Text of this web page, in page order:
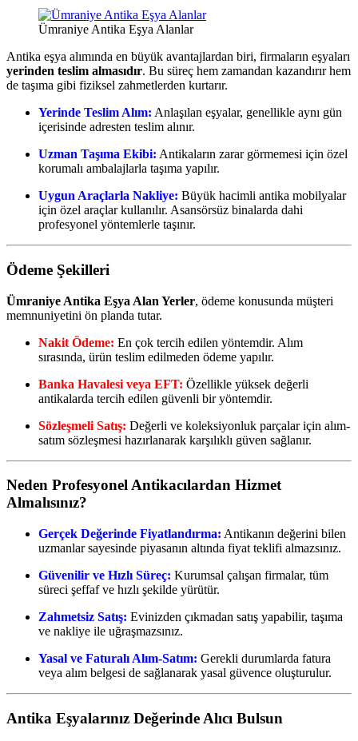
Ümraniye Antika Eşya Alanlar
Antika eşya alımında en büyük avantajlardan biri, firmaların eşyaları
yerinden teslim almasıdır. Bu süreç hem zamandan kazandırır hem
de taşıma gibi fiziksel zahmetlerden kurtarır.
Yerinde Teslim Alım: Anlaşılan eşyalar, genellikle aynı gün
içerisinde adresten teslim alınır.
Uzman Taşıma Ekibi: Antikaların zarar görmemesi için özel
korumalı ambalajlarla taşıma yapılır.
Uygun Araçlarla Nakliye: Büyük hacimli antika mobilyalar
için özel araçlar kullanılır. Asansörsüz binalarda dahi
profesyonel yöntemlerle taşınır.
Ödeme Şekilleri
Ümraniye Antika Eşya Alan Yerler, ödeme konusunda müşteri
memnuniyetini ön planda tutar.
Nakit Ödeme: En çok tercih edilen yöntemdir. Alım
sırasında, ürün teslim edilmeden ödeme yapılır.
Banka Havalesi veya EFT: Özellikle yüksek değerli
antikalarda tercih edilen güvenli bir yöntemdir.
Sözleşmeli Satış: Değerli ve koleksiyonluk parçalar için alım-
satım sözleşmesi hazırlanarak karşılıklı güven sağlanır.
Neden Profesyonel Antikacılardan Hizmet
Almalısınız?
Gerçek Değerinde Fiyatlandırma: Antikanın değerini bilen
uzmanlar sayesinde piyasanın altında fiyat teklifi almazsınız.
Güvenilir ve Hızlı Süreç: Kurumsal çalışan firmalar, tüm
süreci şeffaf ve hızlı şekilde yürütür.
Zahmetsiz Satış: Evinizden çıkmadan satış yapabilir, taşıma
ve nakliye ile uğraşmazsınız.
Yasal ve Faturalı Alım-Satım: Gerekli durumlarda fatura
veya alım belgesi de sağlanarak yasal güvence oluşturulur.
Antika Eşyalarınız Değerinde Alıcı Bulsun